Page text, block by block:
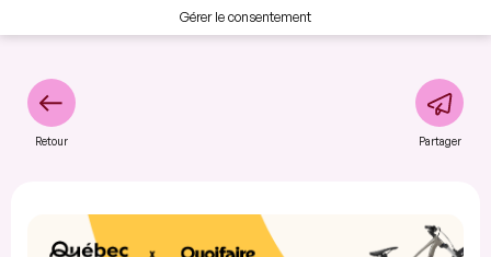
Gérer le consentement
Retour Partager